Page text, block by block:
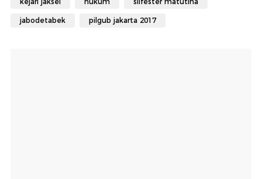
jabodetabek pilgub jakarta 2017